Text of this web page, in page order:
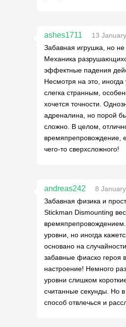
ashes1711
13
Забавная игрушка, но не
Механика
эффектные падения
Несмотря на это,
слегка странным,
хочется точности.
адреналина, но порой
сложно. В целом,
времяпрепровождение,
чего-то сверхсложного!
andreas242
8
Забавная физика и
Stickman Dismounting
уровни, но иногда
основано на
забавные фиаско героя
настроение! Немного
уровни слишком
считанные секунды. Но
способ отвлечься и